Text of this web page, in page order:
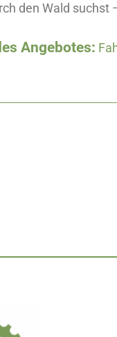
den Wald suchst
Angebotes: